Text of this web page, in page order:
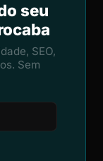
seu
SEO,
Sem